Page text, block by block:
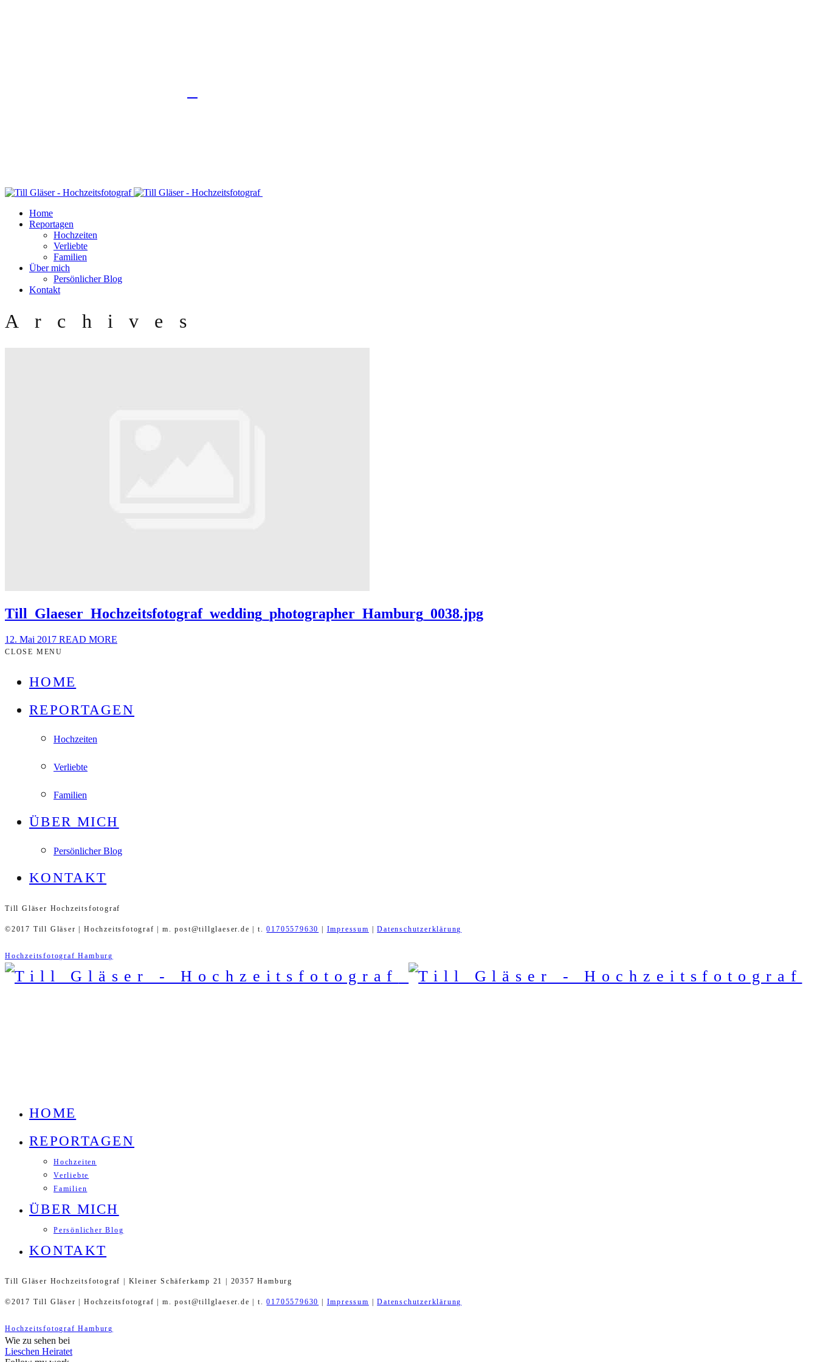
Home
Reportagen
Hochzeiten
Verliebte
Familien
Über mich
Persönlicher Blog
Kontakt
Archives
Till_Glaeser_Hochzeitsfotograf_wedding_photographer_Hamburg_0038.jpg
12. Mai 2017 READ MORE
CLOSE MENU
HOME
REPORTAGEN
Hochzeiten
Verliebte
Familien
ÜBER MICH
Persönlicher Blog
KONTAKT
Till Gläser Hochzeitsfotograf
©2017 Till Gläser | Hochzeitsfotograf | m. post@tillglaeser.de | t.01705579630 | Impressum |Datenschutzerklärung
Hochzeitsfotograf Hamburg
HOME
REPORTAGEN
Hochzeiten
Verliebte
Familien
ÜBER MICH
Persönlicher Blog
KONTAKT
Till Gläser Hochzeitsfotograf | Kleiner Schäferkamp 21 | 20357 Hamburg
©2017 Till Gläser | Hochzeitsfotograf | m. post@tillglaeser.de | t.01705579630 | Impressum |Datenschutzerklärung
Hochzeitsfotograf Hamburg
Wie zu sehen bei
Lieschen Heiratet